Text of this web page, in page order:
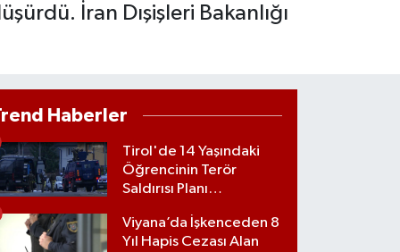
İran Dışişleri Bakanlığı
Haberler
Tirol'de 14 Yaşındaki
Öğrencinin Terör
Saldırısı Planı
Viyana’da İşkenceden 8
Yıl Hapis Cezası Alan